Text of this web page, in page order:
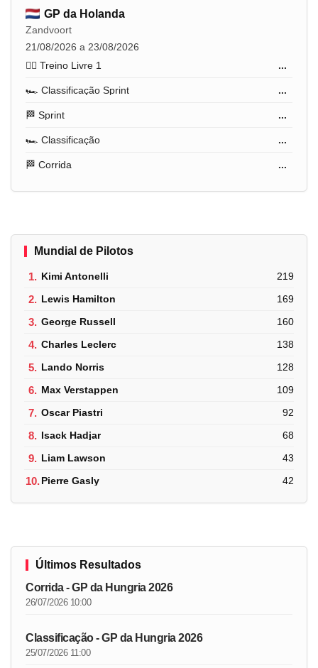
GP da Holanda
Zandvoort
21/08/2026 a 23/08/2026
🏋️‍♂️ Treino Livre 1
...
🏎️ Classificação Sprint ...
🏁 Sprint ...
🏎️ Classificação ...
🏁 Corrida ...
Mundial de Pilotos
1. Kimi Antonelli 219
2. Lewis Hamilton 169
3. George Russell 160
4. Charles Leclerc 138
5. Lando Norris 128
6. Max Verstappen 109
7. Oscar Piastri 92
8. Isack Hadjar 68
9. Liam Lawson 43
10.Pierre Gasly 42
Últimos Resultados
Corrida - GP da Hungria 2026
26/07/2026 10:00
Classificação - GP da Hungria 2026
25/07/2026 11:00